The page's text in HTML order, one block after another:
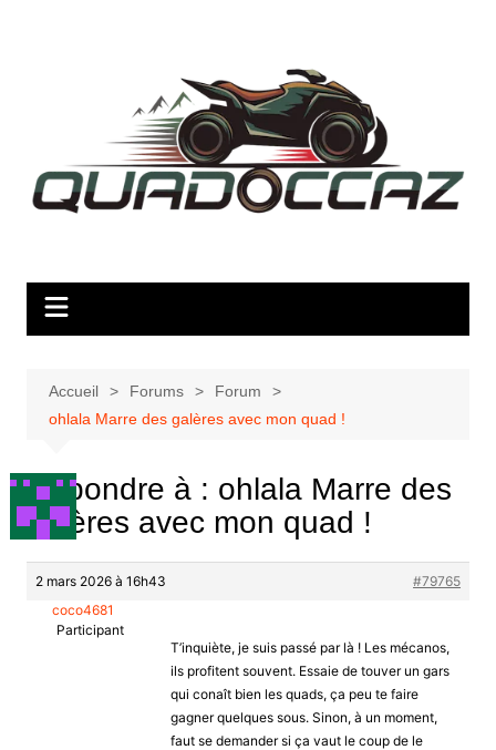
Accueil Forums
Forum
ohlala Marre des galères avec mon quad !
Répondre à : ohlala Marre des
galères avec mon quad !
2 mars 2026 à 16h43
#79765
coco4681
Participant
T’inquiète, je suis passé par là ! Les mécanos,
ils profitent souvent. Essaie de touver un gars
qui conaît bien les quads, ça peu te faire
gagner quelques sous. Sinon, à un moment,
faut se demander si ça vaut le coup de le